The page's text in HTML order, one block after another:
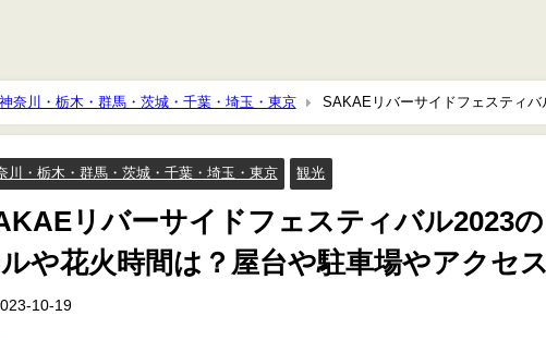
神奈川・栃木・群馬・茨城・千葉・埼玉・東京
SAKAEリバーサイドフェスティバ
やアクセスは？
川・栃木・群馬・茨城・千葉・埼玉・東京 観光
リバーサイドフェスティバル2023
や花火時間は？屋台や駐車場やアクセ
10-19